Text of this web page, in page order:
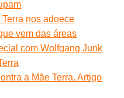
nos adoece
vem das áreas
com Wolfgang Junk
a Mãe Terra. Artigo